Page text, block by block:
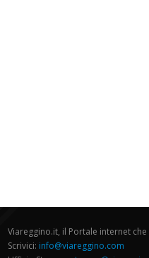
Viareggino.it, il Portale internet
Scrivici: info@viareggino.com